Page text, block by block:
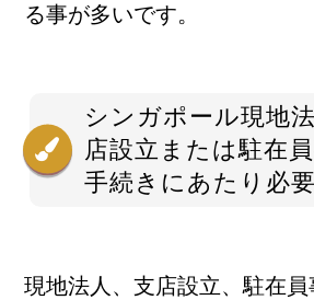
る事が多いです。
シンガポール現地
店設立または駐在
手続きにあたり必
現地法人、支店設立、駐在